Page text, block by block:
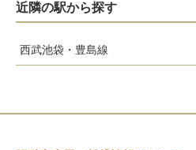
近隣の駅から探す
西武池袋・豊島線